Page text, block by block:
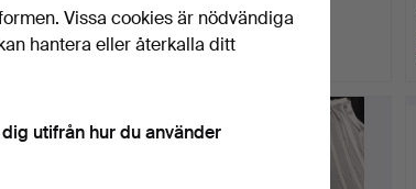
Sålt
Vissa cookies är nödvändiga
hantera eller återkalla ditt
utifrån hur du använder